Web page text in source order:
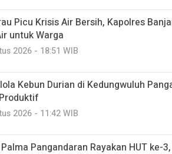
Picu Krisis Air Bersih, Kapolres
untuk Warga
2026 - 18:51 WIB
Kebun Durian di Kedungwuluh
2026 - 11:42 WIB
Pangandaran Rayakan HUT ke-